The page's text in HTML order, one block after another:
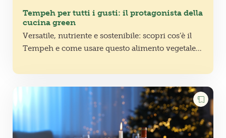
Tempeh per tutti i gusti: il protagonista della
cucina green
Versatile, nutriente e sostenibile: scopri cos’è il
Tempeh e come usare questo alimento vegetale
tutti i gusti!